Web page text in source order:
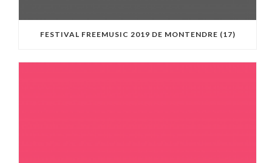
FESTIVAL FREEMUSIC 2019 DE MONTENDRE (17)